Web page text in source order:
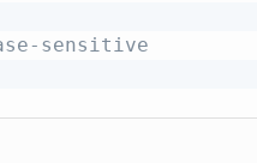
sensitive